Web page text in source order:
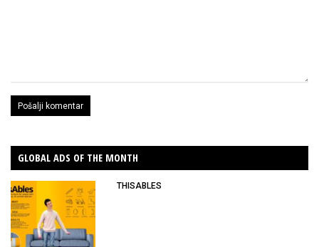
GLOBAL ADS OF THE MONTH
THISABLES